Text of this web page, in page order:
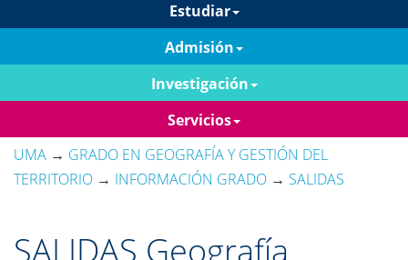
Estudiar
Admisión
Investigación
Servicios
UMA → GRADO EN GEOGRAFÍA Y GESTIÓN DEL
TERRITORIO → INFORMACIÓN GRADO → SALIDAS
SALIDAS Geografía